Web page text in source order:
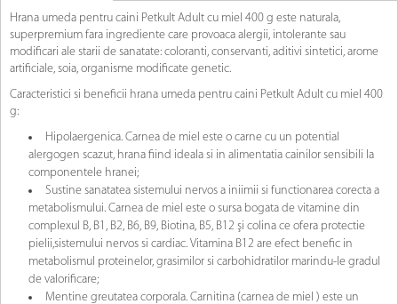
Hrana umeda pentru caini Petkult Adult cu miel 400 g este naturala,
superpremium fara ingrediente care provoaca alergii, intolerante sau
modificari ale starii de sanatate: coloranti, conservanti, aditivi sintetici, arome
artificiale, soia, organisme modificate genetic.
Caracteristici si beneficii hrana umeda pentru caini Petkult Adult cu miel 400
g:
Hipolaergenica. Carnea de miel este o carne cu un potential
alergogen scazut, hrana fiind ideala si in alimentatia cainilor sensibili la
componentele hranei;
Sustine sanatatea sistemului nervos a iniimii si functionarea corecta a
metabolismului. Carnea de miel este o sursa bogata de vitamine din
complexul B, B1, B2, B6, B9, Biotina, B5, B12 şi colina ce ofera protectie
pielii,sistemului nervos si cardiac. Vitamina B12 are efect benefic in
metabolismul proteinelor, grasimilor si carbohidratilor marindu-le gradul
de valorificare;
Mentine greutatea corporala. Carnitina (carnea de miel ) este un